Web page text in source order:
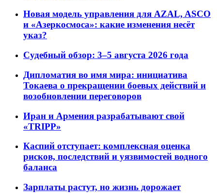
Новая модель управления для AZAL, ASCO
и «Азеркосмоса»: какие изменения несёт
указ?
Судебный обзор: 3–5 августа 2026 года
Дипломатия во имя мира: инициатива
Токаева о прекращении боевых действий и
возобновлении переговоров
Иран и Армения разрабатывают свой
«TRIPP»
Каспий отступает: комплексная оценка
рисков, последствий и уязвимостей водного
баланса
Зарплаты растут, но жизнь дорожает